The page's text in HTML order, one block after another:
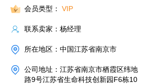
会员类型： VIP
联系卖家：杨经理
所在地区：中国江苏省南京市
公司地址：江苏省南京市栖霞区纬地
路9号江苏省生命科技创新园F6栋10